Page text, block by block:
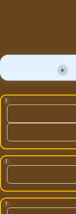
+
!
!
!